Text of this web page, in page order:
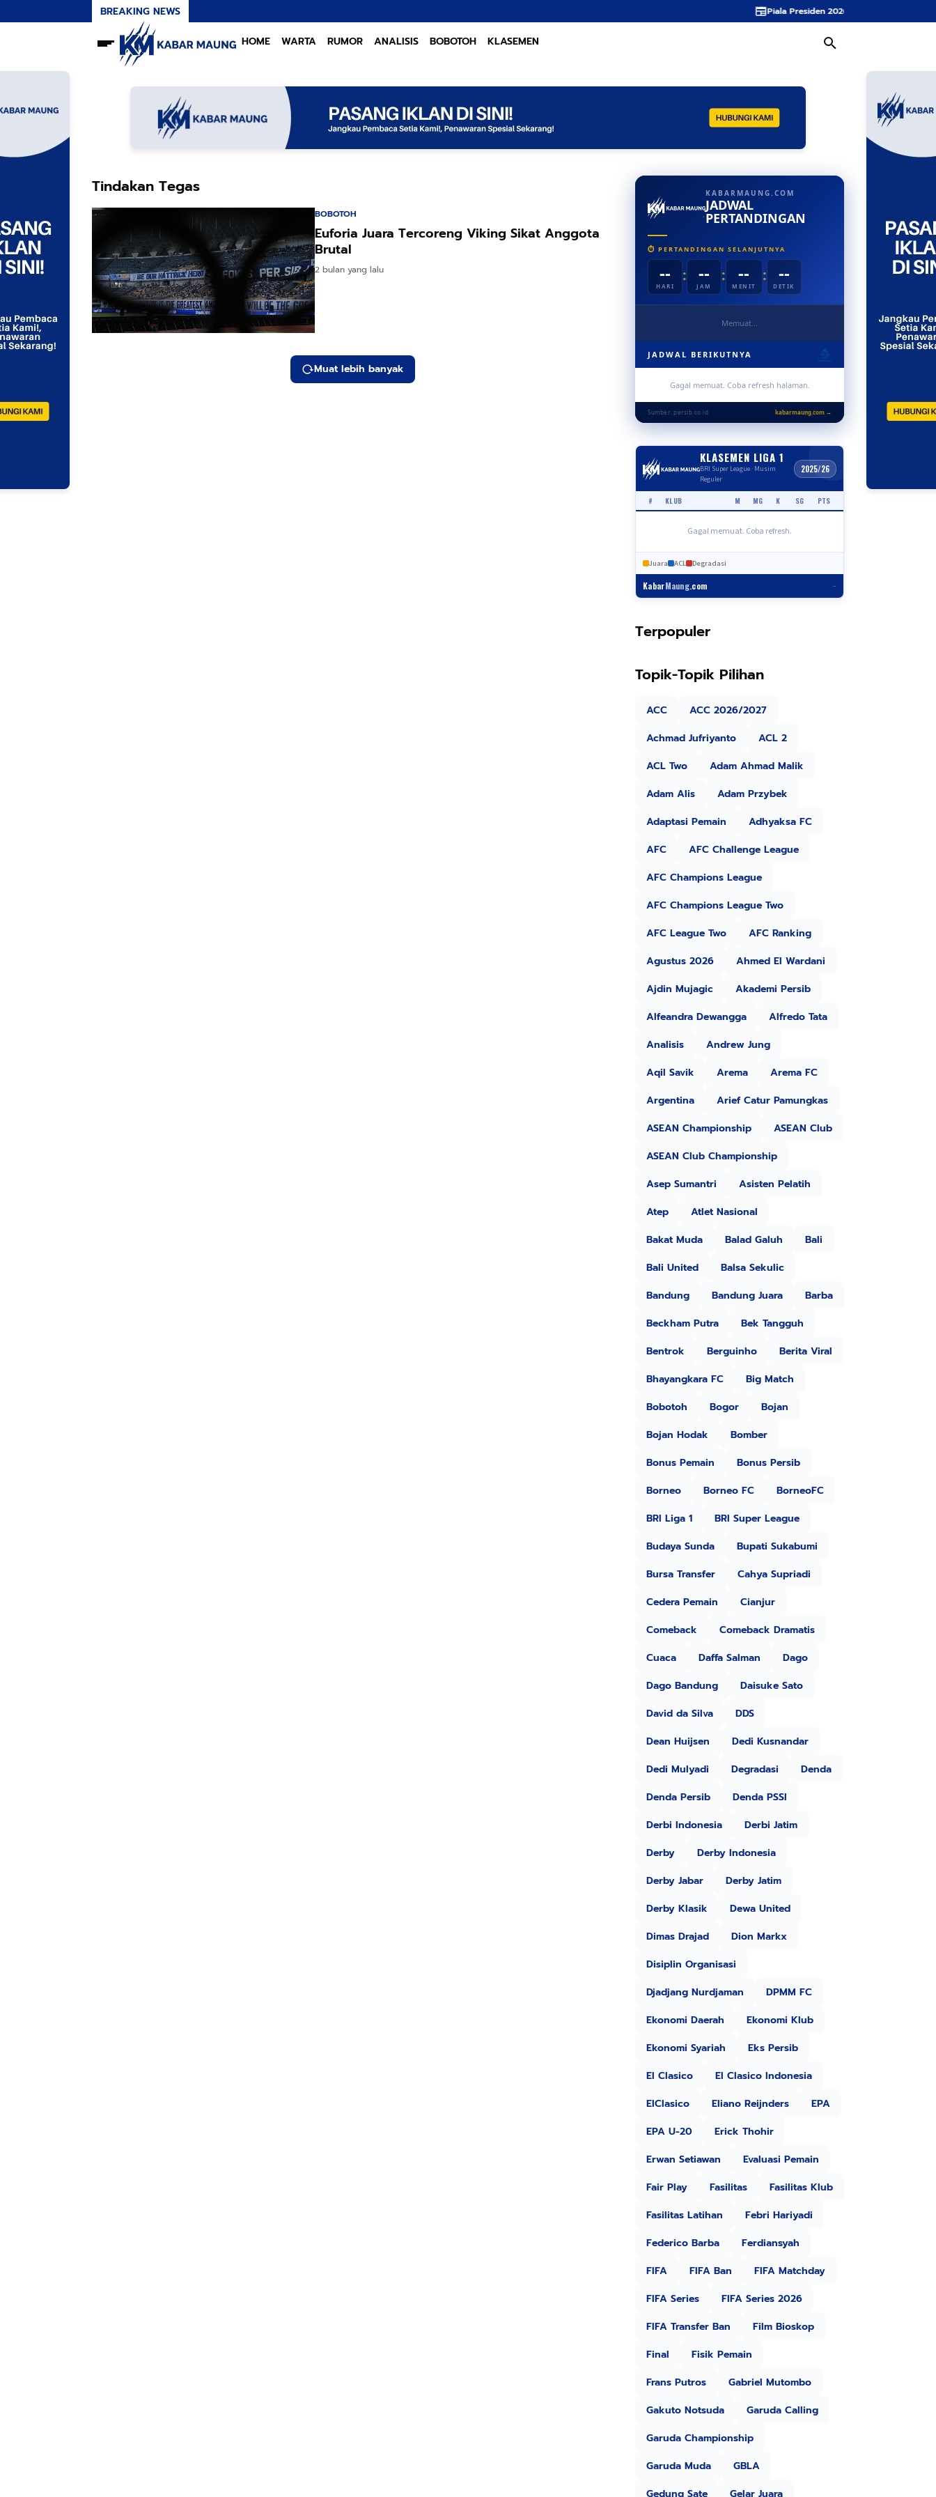
BREAKING NEWS Piala Presiden 2026 Persebaya Juara Tapi Ada
HOME WARTA RUMOR ANALISIS BOBOTOH KLASEMEN
Tindakan Tegas
BOBOTOH
Euforia Juara Tercoreng Viking Sikat Anggota
Brutal
2 bulan yang lalu
Muat lebih banyak
KABARMAUNG.COM
JADWAL
PERTANDINGAN
⏱ PERTANDINGAN SELANJUTNYA
--
HARI
: --
JAM
: --
MENIT
: --
DETIK
Memuat...
JADWAL BERIKUTNYA
Gagal memuat. Coba refresh halaman.
Sumber: persib.co.id kabarmaung.com →
KLASEMEN LIGA 1
BRI Super League · Musim
Reguler
2025/26
# KLUB M MG K SG PTS
Gagal memuat. Coba refresh.
Juara ACL Degradasi
KabarMaung.com –
Terpopuler
Topik-Topik Pilihan
ACC
ACC 2026/2027
Achmad Jufriyanto
ACL 2
ACL Two
Adam Ahmad Malik
Adam Alis
Adam Przybek
Adaptasi Pemain
Adhyaksa FC
AFC
AFC Challenge League
AFC Champions League
AFC Champions League Two
AFC League Two
AFC Ranking
Agustus 2026
Ahmed El Wardani
Ajdin Mujagic
Akademi Persib
Alfeandra Dewangga
Alfredo Tata
Analisis
Andrew Jung
Aqil Savik
Arema
Arema FC
Argentina
Arief Catur Pamungkas
ASEAN Championship
ASEAN Club
ASEAN Club Championship
Asep Sumantri
Asisten Pelatih
Atep
Atlet Nasional
Bakat Muda
Balad Galuh
Bali
Bali United
Balsa Sekulic
Bandung
Bandung Juara
Barba
Beckham Putra
Bek Tangguh
Bentrok
Berguinho
Berita Viral
Bhayangkara FC
Big Match
Bobotoh
Bogor
Bojan
Bojan Hodak
Bomber
Bonus Pemain
Bonus Persib
Borneo
Borneo FC
BorneoFC
BRI Liga 1
BRI Super League
Budaya Sunda
Bupati Sukabumi
Bursa Transfer
Cahya Supriadi
Cedera Pemain
Cianjur
Comeback
Comeback Dramatis
Cuaca
Daffa Salman
Dago
Dago Bandung
Daisuke Sato
David da Silva
DDS
Dean Huijsen
Dedi Kusnandar
Dedi Mulyadi
Degradasi
Denda
Denda Persib
Denda PSSI
Derbi Indonesia
Derbi Jatim
Derby
Derby Indonesia
Derby Jabar
Derby Jatim
Derby Klasik
Dewa United
Dimas Drajad
Dion Markx
Disiplin Organisasi
Djadjang Nurdjaman
DPMM FC
Ekonomi Daerah
Ekonomi Klub
Ekonomi Syariah
Eks Persib
El Clasico
El Clasico Indonesia
ElClasico
Eliano Reijnders
EPA
EPA U-20
Erick Thohir
Erwan Setiawan
Evaluasi Pemain
Fair Play
Fasilitas
Fasilitas Klub
Fasilitas Latihan
Febri Hariyadi
Federico Barba
Ferdiansyah
FIFA
FIFA Ban
FIFA Matchday
FIFA Series
FIFA Series 2026
FIFA Transfer Ban
Film Bioskop
Final
Fisik Pemain
Frans Putros
Gabriel Mutombo
Gakuto Notsuda
Garuda Calling
Garuda Championship
Garuda Muda
GBLA
Gedung Sate
Gelar Juara